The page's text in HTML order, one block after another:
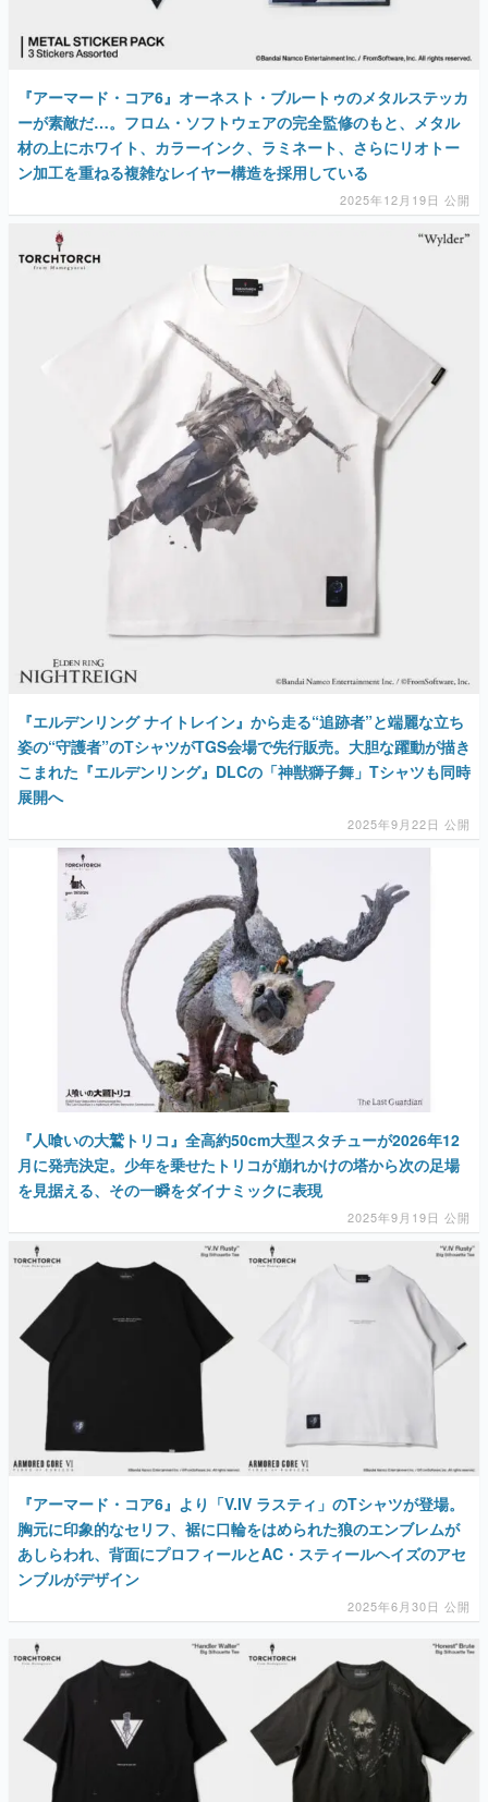
『アーマード・コア6』オーネスト・ブルートゥのメタルステッカ
ーが素敵だ…。フロム・ソフトウェアの完全監修のもと、メタル
材の上にホワイト、カラーインク、ラミネート、さらにリオトー
ン加工を重ねる複雑なレイヤー構造を採用している
2025年12月19日 公開
『エルデンリング ナイトレイン』から走る“追跡者”と端麗な立ち
姿の“守護者”のTシャツがTGS会場で先行販売。大胆な躍動が描き
こまれた『エルデンリング』DLCの「神獣獅子舞」Tシャツも同時
展開へ
2025年9月22日 公開
『人喰いの大鷲トリコ』全高約50cm大型スタチューが2026年12
月に発売決定。少年を乗せたトリコが崩れかけの塔から次の足場
を見据える、その一瞬をダイナミックに表現
2025年9月19日 公開
『アーマード・コア6』より「V.IV ラスティ」のTシャツが登場。
胸元に印象的なセリフ、裾に口輪をはめられた狼のエンブレムが
あしらわれ、背面にプロフィールとAC・スティールヘイズのアセ
ンブルがデザイン
2025年6月30日 公開